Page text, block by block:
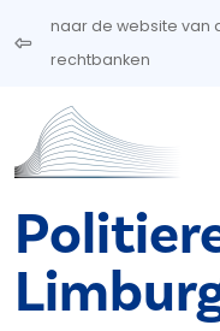
Overslaan en naar de
naar de website van
rechtbanken